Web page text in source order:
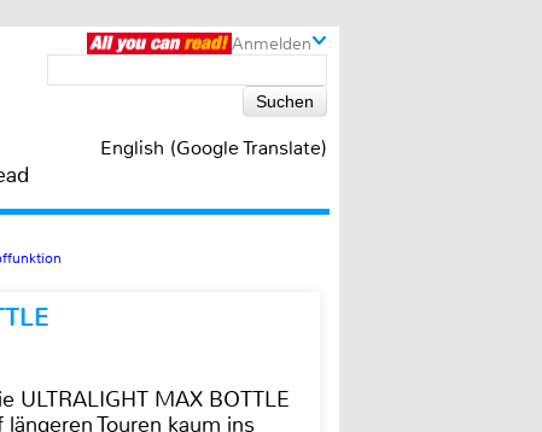
Anmelden
English (Google Translate)
MAX BOTTLE
Touren kaum ins